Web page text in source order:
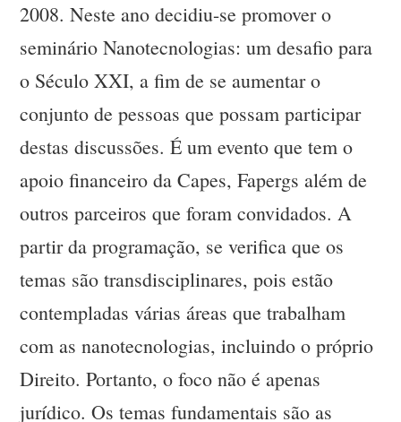
2008. Neste ano decidiu-se promover o
seminário Nanotecnologias: um desafio para
o Século XXI, a fim de se aumentar o
conjunto de pessoas que possam participar
destas discussões. É um evento que tem o
apoio financeiro da Capes, Fapergs além de
outros parceiros que foram convidados. A
partir da programação, se verifica que os
temas são transdisciplinares, pois estão
contempladas várias áreas que trabalham
com as nanotecnologias, incluindo o próprio
Direito. Portanto, o foco não é apenas
jurídico. Os temas fundamentais são as